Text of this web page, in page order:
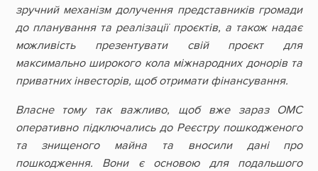
зручний механізм долучення представників громади
до планування та реалізації проєктів, а також надає
можливість презентувати свій проєкт для
максимально широкого кола міжнародних донорів та
приватних інвесторів, щоб отримати фінансування.
Власне тому так важливо, щоб вже зараз ОМС
оперативно підключались до Реєстру пошкодженого
та знищеного майна та вносили дані про
пошкодження. Вони є основою для подальшого